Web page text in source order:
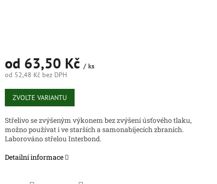
od 63,50 Kč / ks
od 52,48 Kč bez DPH
Měrná
cena:
ZVOLTE VARIANTU
Střelivo se zvýšeným výkonem bez zvýšení úsťového tlaku,
možno používat i ve starších a samonabíjecích zbraních.
Laborováno střelou Interbond.
Detailní informace